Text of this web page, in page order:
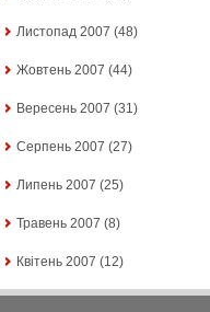
Листопад 2007 (48)
Жовтень 2007 (44)
Вересень 2007 (31)
Серпень 2007 (27)
Липень 2007 (25)
Травень 2007 (8)
Квітень 2007 (12)